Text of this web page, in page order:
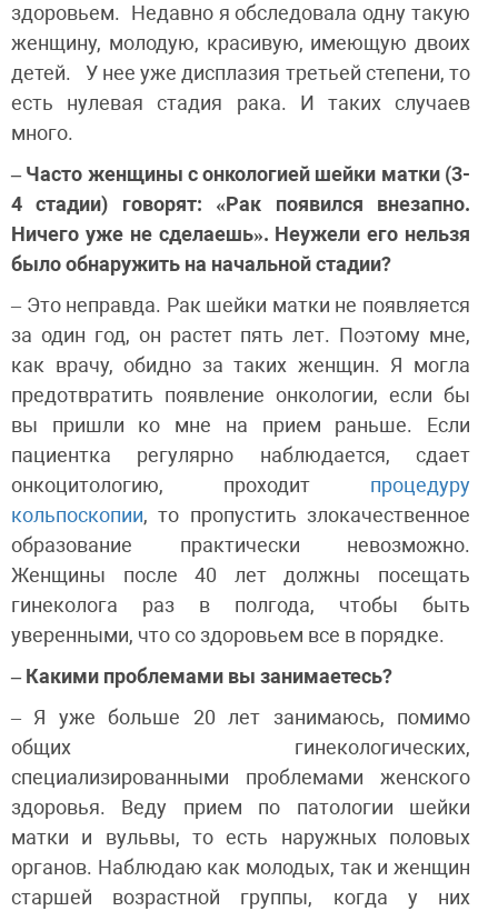
здоровьем. Недавно я обследовала одну такую
женщину, молодую, красивую, имеющую двоих
детей. У нее уже дисплазия третьей степени, то
есть нулевая стадия рака. И таких случаев
много.
– Часто женщины с онкологией шейки матки (3-
4 стадии) говорят: «Рак появился внезапно.
Ничего уже не сделаешь». Неужели его нельзя
было обнаружить на начальной стадии?
– Это неправда. Рак шейки матки не появляется
за один год, он растет пять лет. Поэтому мне,
как врачу, обидно за таких женщин. Я могла
предотвратить появление онкологии, если бы
вы пришли ко мне на прием раньше. Если
пациентка регулярно наблюдается, сдает
онкоцитологию, проходит процедуру
кольпоскопии, то пропустить злокачественное
образование практически невозможно.
Женщины после 40 лет должны посещать
гинеколога раз в полгода, чтобы быть
уверенными, что со здоровьем все в порядке.
– Какими проблемами вы занимаетесь?
– Я уже больше 20 лет занимаюсь, помимо
общих гинекологических,
специализированными проблемами женского
здоровья. Веду прием по патологии шейки
матки и вульвы, то есть наружных половых
органов. Наблюдаю как молодых, так и женщин
старшей возрастной группы, когда у них